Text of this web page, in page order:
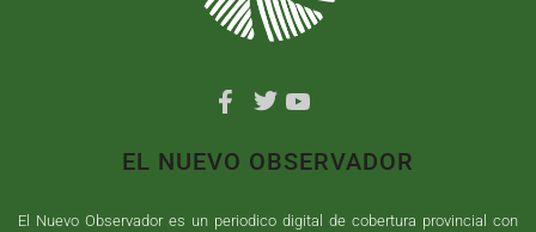
EL NUEVO OBSERVADOR
El Nuevo Observador es un periodico digital de cobertura provincial con